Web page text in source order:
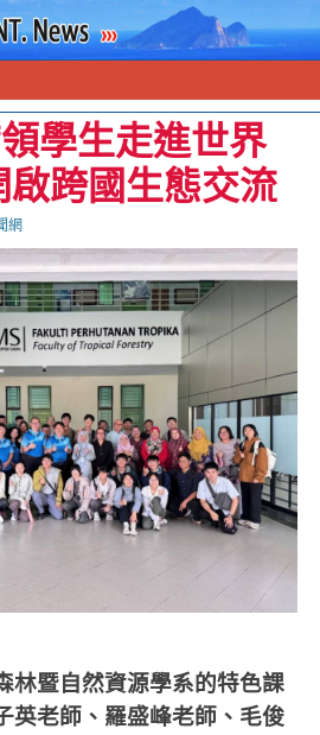
學生走進世界
啟跨國生態交流
網
林暨自然資源學系的特色課
英老師、羅盛峰老師、毛俊